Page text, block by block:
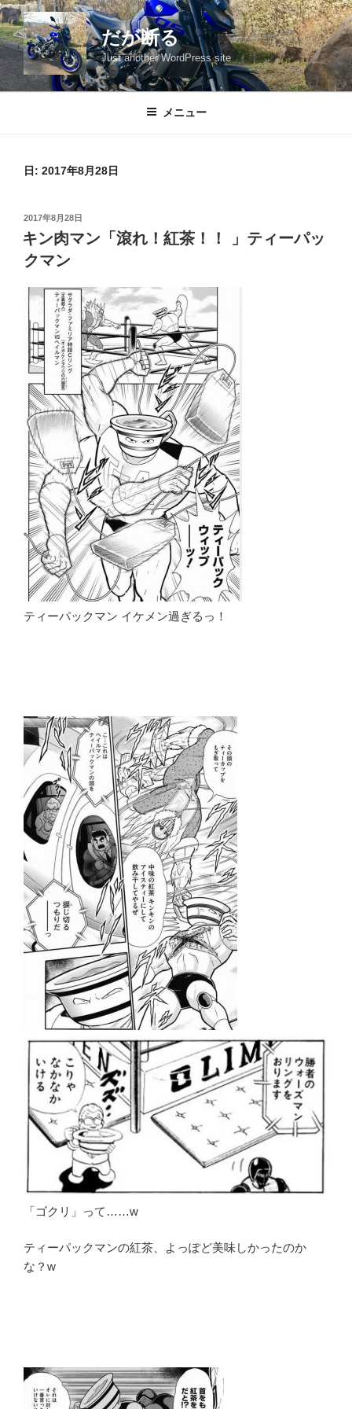
コ
ン
テ
ン
ツ
だが断る
Just another WordPress site
メニュー
日: 2017年8月28日
投
稿
日:
2017年8月28日
キン肉マン「滾れ！紅茶！！ 」ティーパッ
クマン
ティーパックマン イケメン過ぎるっ！
「ゴクリ」って……w
ティーパックマンの紅茶、よっぽど美味しかったのか
な？w